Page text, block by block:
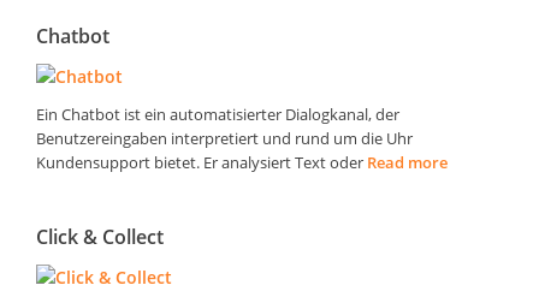
Chatbot
Ein Chatbot ist ein automatisierter Dialogkanal, der
Benutzereingaben interpretiert und rund um die Uhr
Kundensupport bietet. Er analysiert Text oder Read more
Click & Collect